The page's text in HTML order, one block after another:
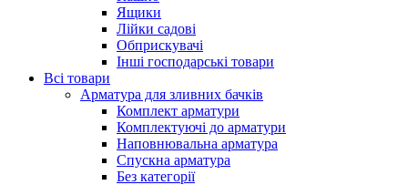
Ящики
Лійки садові
Обприскувачі
Інші господарські товари
Всі товари
Арматура для зливних бачків
Комплект арматури
Комплектуючі до арматури
Наповнювальна арматура
Спускна арматура
Без категорії